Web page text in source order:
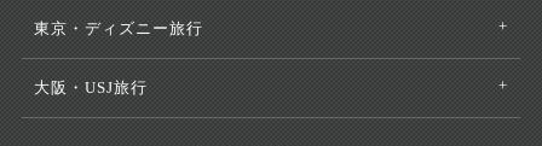
東京・ディズニー旅行
大阪・USJ旅行